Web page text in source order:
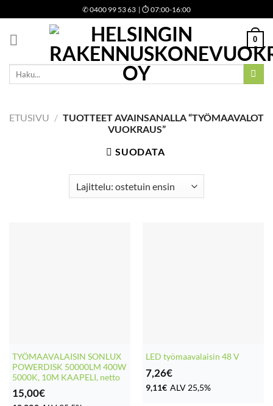
to
content
✆0400 99 53 63 | ⏱ 07:00-16:00
0
Etsi:
ETUSIVU / TUOTTEET AVAINSANALLA “TYÖMAAVALOT
VUOKRAUS”
SUODATA
TYÖMAAVALAISIN SONLUX
POWERDISK 50000LM 400W
5000K, 10M KAAPELI, netto
15,00€
LED työmaavalaisin 48 V
7,26€
9,11€ ALV 25,5%